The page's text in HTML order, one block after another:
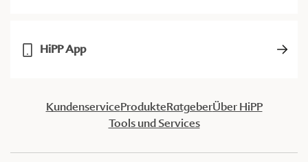
HiPP App
KundenserviceProdukteRatgeberÜber HiPP
Tools und Services